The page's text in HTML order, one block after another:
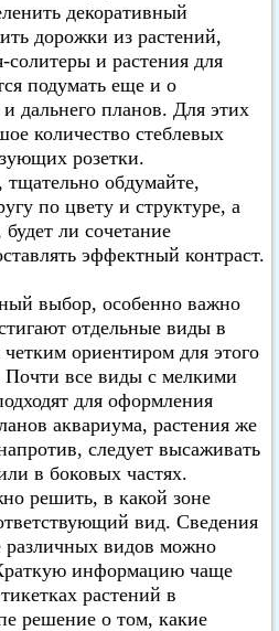
декоративный
дорожки из растений,
солитеры и растения для
подумать еще и о
и дальнего планов. Для этих
количество стеблевых
розетки.
тщательно обдумайте,
по цвету и структуре, а
будет ли сочетание
эффектный контраст.
выбор, особенно важно
отдельные виды в
ориентиром для этого
Почти все виды с мелкими
для оформления
аквариума, растения же
следует высаживать
в боковых частях.
решить, в какой зоне
вид. Сведения
различных видов можно
информацию чаще
растений в
решение о том, какие